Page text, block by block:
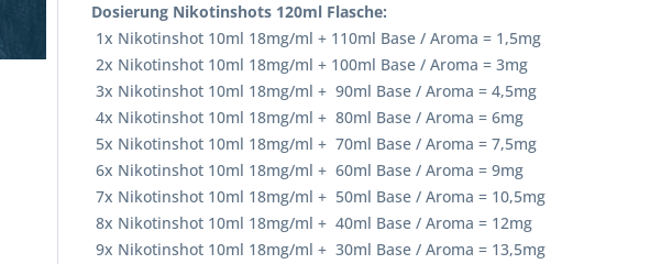
Dosierung Nikotinshots 120ml Flasche:
1x Nikotinshot 10ml 18mg/ml + 110ml Base / Aroma = 1,5mg
2x Nikotinshot 10ml 18mg/ml + 100ml Base / Aroma = 3mg
3x Nikotinshot 10ml 18mg/ml + 90ml Base / Aroma = 4,5mg
4x Nikotinshot 10ml 18mg/ml + 80ml Base / Aroma = 6mg
5x Nikotinshot 10ml 18mg/ml + 70ml Base / Aroma = 7,5mg
6x Nikotinshot 10ml 18mg/ml + 60ml Base / Aroma = 9mg
7x Nikotinshot 10ml 18mg/ml + 50ml Base / Aroma = 10,5mg
8x Nikotinshot 10ml 18mg/ml + 40ml Base / Aroma = 12mg
9x Nikotinshot 10ml 18mg/ml + 30ml Base / Aroma = 13,5mg